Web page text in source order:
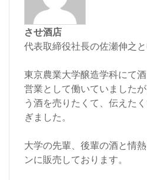
させ酒店
代表取締役社長の佐瀬伸之と
東京農業大学醸造学科にて
営業として働いていました
う酒を売りたくて、伝えた
ぎました。
大学の先輩、後輩の酒と情
ンに販売しております。